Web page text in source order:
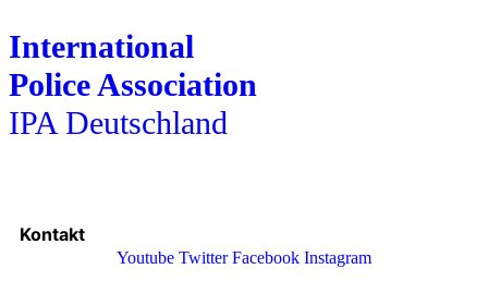
International
Police Association
IPA Deutschland
Kontakt
Youtube Twitter Facebook Instagram